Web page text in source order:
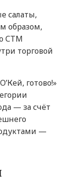
салаты,
образом,
СТМ
торговой
готово!»
— за счёт
—